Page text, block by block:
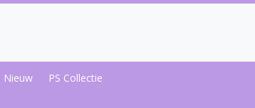
Nieuw
PS Collectie